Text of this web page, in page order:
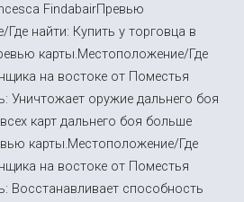
FindabairПревью
найти: Купить у торговца в
карты.Местоположение/Где
на востоке от Поместья
Уничтожает оружие дальнего боя
карт дальнего боя больше
карты.Местоположение/Где
на востоке от Поместья
Восстанавливает способность